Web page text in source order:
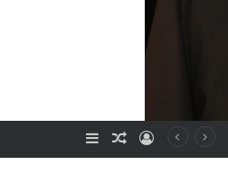
تسجيل الدخول
مقال عشوائي
إضافة عمود